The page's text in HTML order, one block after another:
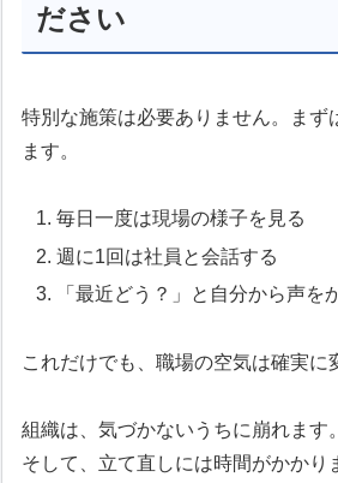
ださい
特別な施策は必要ありません。まず
ます。
毎日一度は現場の様子を見る
週に1回は社員と会話する
「最近どう？」と自分から声を
これだけでも、職場の空気は確実に
組織は、気づかないうちに崩れます。
そして、立て直しには時間がかかり